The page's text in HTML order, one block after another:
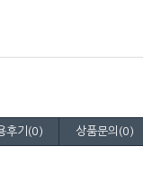
후기(0) 상품문의(0)